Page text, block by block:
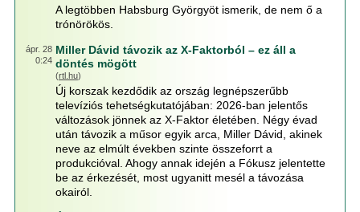
A legtöbben Habsburg Györgyöt ismerik, de nem ő a
trónörökös.
ápr. 28
0:24
Miller Dávid távozik az X-Faktorból – ez áll a
döntés mögött
(rtl.hu)
Új korszak kezdődik az ország legnépszerűbb
televíziós tehetségkutatójában: 2026-ban jelentős
változások jönnek az X-Faktor életében. Négy évad
után távozik a műsor egyik arca, Miller Dávid, akinek
neve az elmúlt években szinte összeforrt a
produkcióval. Ahogy annak idején a Fókusz jelentette
be az érkezését, most ugyanitt mesél a távozása
okairól.